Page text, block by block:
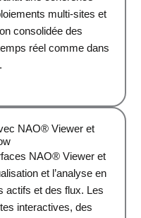
multi-sites et
consolidée des
réel comme dans
NAO® Viewer et
NAO® Viewer et
et l’analyse en
actifs et des flux. Les
interactives, des